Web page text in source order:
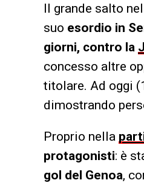
Il grande salto
suo esordio in
giorni, contro la
concesso altre
titolare. Ad oggi
dimostrando
Proprio nella
protagonisti: è
gol del Genoa,